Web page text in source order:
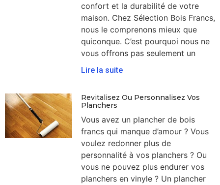
confort et la durabilité de votre
maison. Chez Sélection Bois Francs,
nous le comprenons mieux que
quiconque. C’est pourquoi nous ne
vous offrons pas seulement un
Lire la suite
Revitalisez Ou Personnalisez Vos
Planchers
Vous avez un plancher de bois
francs qui manque d’amour ? Vous
voulez redonner plus de
personnalité à vos planchers ? Ou
vous ne pouvez plus endurer vos
planchers en vinyle ? Un plancher